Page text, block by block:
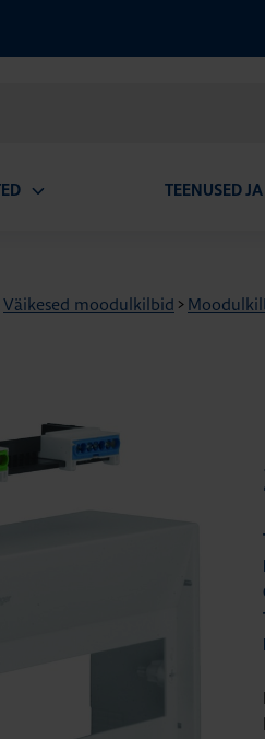
TEENUSED JA
Väikesed moodulkilbid >